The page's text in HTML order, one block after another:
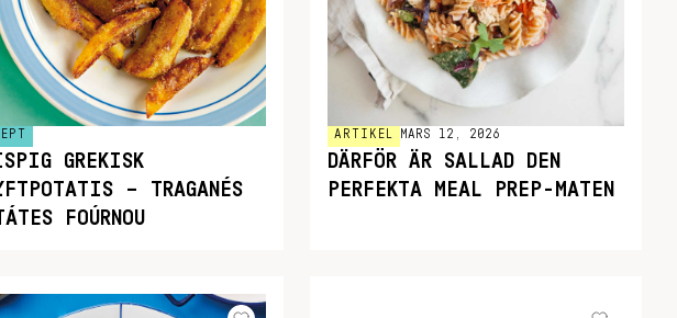
GREKISK
– TRAGANÉS
FOÚRNOU
ARTIKEL MARS 12, 2026
DÄRFÖR ÄR SALLAD DEN
PERFEKTA MEAL PREP-MATEN